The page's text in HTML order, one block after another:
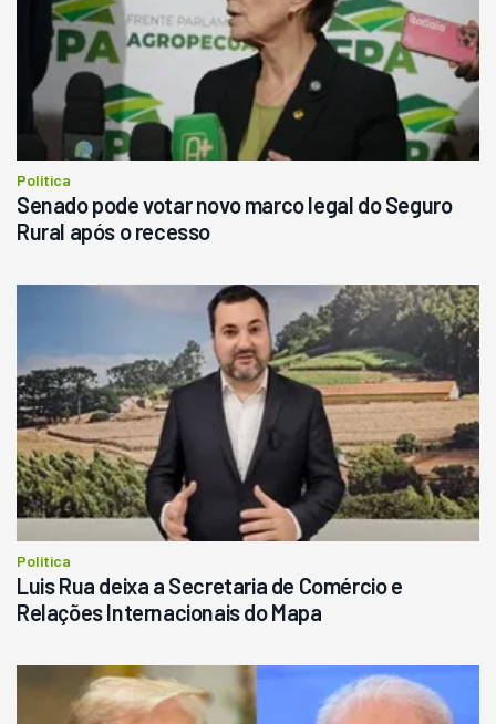
R$ 145.000
Consultar
Política
Senado pode votar novo marco legal do Seguro
Rural após o recesso
Política
Luis Rua deixa a Secretaria de Comércio e
Relações Internacionais do Mapa